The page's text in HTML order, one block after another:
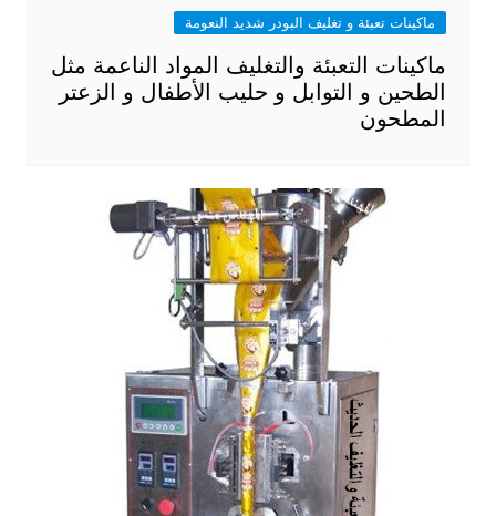
ماكينات تعبئة و تغليف البودر شديد النعومة
ماكينات التعبئة والتغليف المواد الناعمة مثل
الطحين و التوابل و حليب الأطفال و الزعتر
المطحون